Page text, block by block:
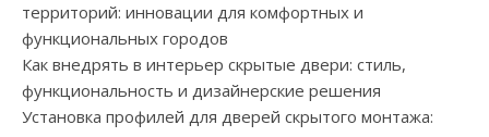
территорий: инновации для комфортных и
функциональных городов
Как внедрять в интерьер скрытые двери: стиль,
функциональность и дизайнерские решения
Установка профилей для дверей скрытого монтажа: